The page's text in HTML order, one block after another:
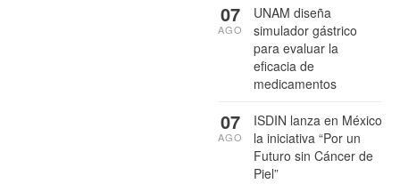
UNAM diseña
simulador gástrico
para evaluar la
eficacia de
medicamentos
07
AGO
ISDIN lanza en México
la iniciativa “Por un
Futuro sin Cáncer de
Piel”
07
AGO